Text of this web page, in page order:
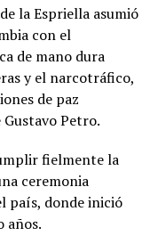
la Espriella asumió
con el
de mano dura
y el narcotráfico,
de paz
Petro.
fielmente la
ceremonia
país, donde inició
años.